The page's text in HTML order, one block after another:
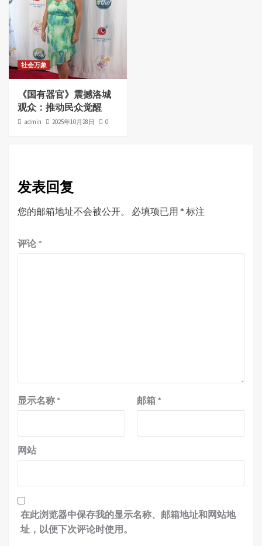
社会万象
《国有器官》震撼洛城
观众：推动民众觉醒
admin 2025年10月28日 0
发表回复
您的邮箱地址不会被公开。 必填项已用 * 标注
评论 *
显示名称 * 邮箱 *
网站
在此浏览器中保存我的显示名称、邮箱地址和网站地
址，以便下次评论时使用。